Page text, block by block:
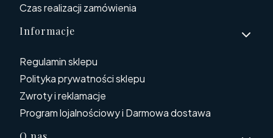
Czas realizacji zamówienia
Informacje
Regulamin sklepu
Polityka prywatności sklepu
Zwroty i reklamacje
Program lojalnościowy i Darmowa dostawa